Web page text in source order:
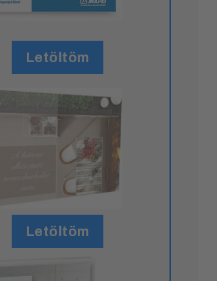
Letöltöm
Letöltöm